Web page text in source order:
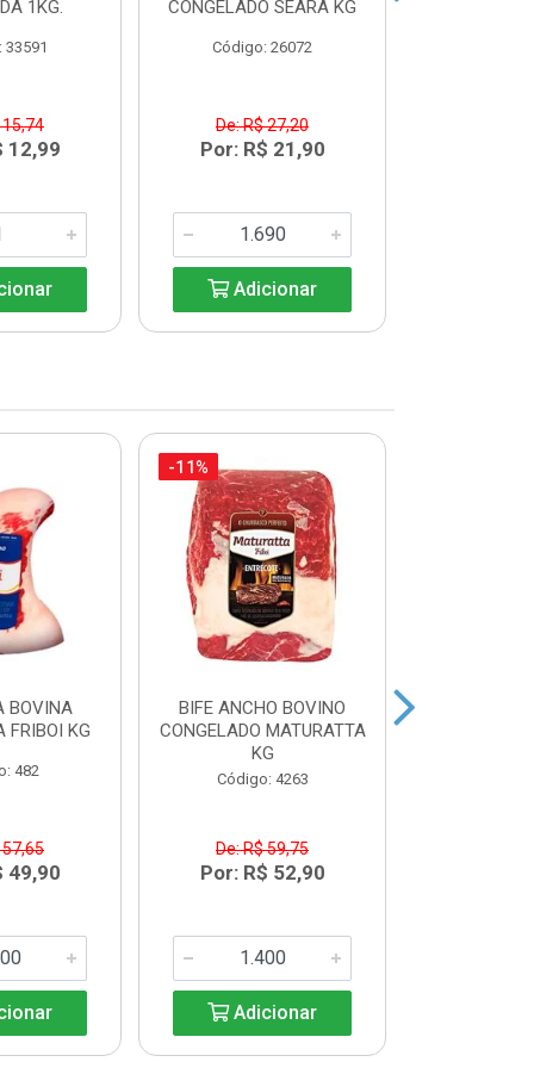
1KG.
33591
15,74
12,99
CONGELADO SEARA KG
Código: 26072
De: R$ 27,20
Por: R$ 21,90
Adicionar
BOVINA
FRIBOI KG
482
57,65
49,90
-11%
BIFE ANCHO BOVINO
CONGELADO MATURATTA
KG
Código: 4263
De: R$ 59,75
Por: R$ 52,90
Adicionar